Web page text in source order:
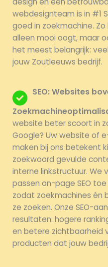
webdesignteam is in #1
goed in zoekmachine.
alleen mooi oogt, maar
het meest belangrijk:
jouw Zoutleeuws bedrijf.
SEO: Websites
website beter scoort in
Google? Uw website of
maken bij ons betekent
zoekwoord gevulde
interne linkstructuur. We
passen on-page SEO
zodat zoekmachines én
ze zoeken. Onze SEO-
resultaten: hogere
en betere zichtbaarheid
producten dat jouw